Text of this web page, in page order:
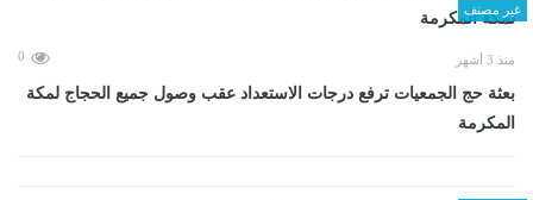
غير مصنف
منذ 3 أشهر 0
بعثة حج الجمعيات ترفع درجات الاستعداد عقب وصول جميع الحجاج لمكة
المكرمة